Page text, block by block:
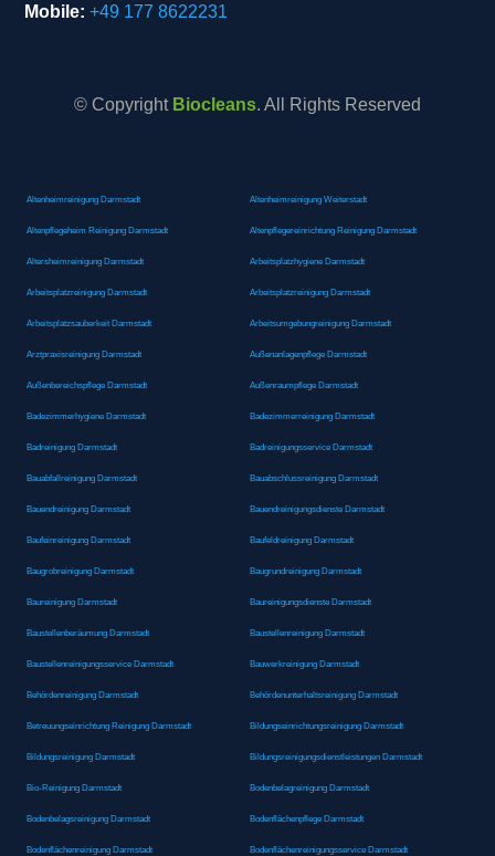
Mobile: +49 177 8622231
© Copyright Biocleans. All Rights Reserved
Altenheimreinigung Darmstadt Altenheimreinigung Weiterstadt
Altenpflegeheim Reinigung Darmstadt Altenpflegereinrichtung Reinigung Darmstadt
Altersheimreinigung Darmstadt Arbeitsplatzhygiene Darmstadt
Arbeitsplatzreinigung Darmstadt Arbeitsplatzreinigung Darmstadt
Arbeitsplatzsauberkeit Darmstadt Arbeitsumgebungreinigung Darmstadt
Arztpraxisreinigung Darmstadt Außenanlagenpflege Darmstadt
Außenbereichspflege Darmstadt Außenraumpflege Darmstadt
Badezimmerhygiene Darmstadt Badezimmerreinigung Darmstadt
Badreinigung Darmstadt Badreinigungsservice Darmstadt
Bauabfallreinigung Darmstadt Bauabschlussreinigung Darmstadt
Bauendreinigung Darmstadt Bauendreinigungsdienste Darmstadt
Baufeinreinigung Darmstadt Baufeldreinigung Darmstadt
Baugrobreinigung Darmstadt Baugrundreinigung Darmstadt
Baureinigung Darmstadt Baureinigungsdienste Darmstadt
Baustellenberäumung Darmstadt Baustellenreinigung Darmstadt
Baustellenreinigungsservice Darmstadt Bauwerkreinigung Darmstadt
Behördenreinigung Darmstadt Behördenunterhaltsreinigung Darmstadt
Betreuungseinrichtung Reinigung Darmstadt Bildungseinrichtungsreinigung Darmstadt
Bildungsreinigung Darmstadt Bildungsreinigungsdienstleistungen Darmstadt
Bio-Reinigung Darmstadt Bodenbelagreinigung Darmstadt
Bodenbelagsreinigung Darmstadt Bodenflächenpflege Darmstadt
Bodenflächenreinigung Darmstadt Bodenflächenreinigungsservice Darmstadt